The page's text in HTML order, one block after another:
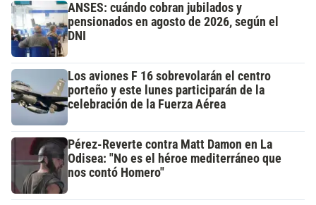
ANSES: cuándo cobran jubilados y
pensionados en agosto de 2026, según el
DNI
Los aviones F 16 sobrevolarán el centro
porteño y este lunes participarán de la
celebración de la Fuerza Aérea
Pérez-Reverte contra Matt Damon en La
Odisea: "No es el héroe mediterráneo que
nos contó Homero"